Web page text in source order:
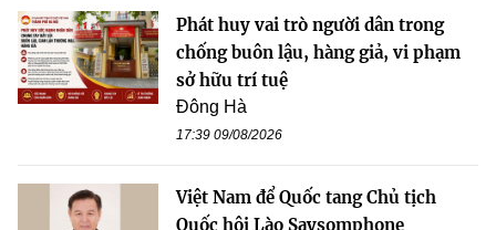
Phát huy vai trò người dân trong
chống buôn lậu, hàng giả, vi phạm
sở hữu trí tuệ
Đông Hà
17:39 09/08/2026
Việt Nam để Quốc tang Chủ tịch
Quốc hội Lào Saysomphone